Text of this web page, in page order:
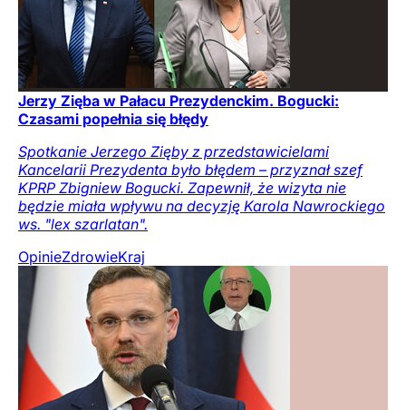
Jerzy Zięba w Pałacu Prezydenckim. Bogucki:
Czasami popełnia się błędy
Spotkanie Jerzego Zięby z przedstawicielami
Kancelarii Prezydenta było błędem – przyznał szef
KPRP Zbigniew Bogucki. Zapewnił, że wizyta nie
będzie miała wpływu na decyzję Karola Nawrockiego
ws. "lex szarlatan".
OpinieZdrowieKraj